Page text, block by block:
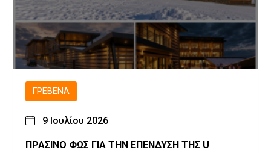
ΓΡΕΒΕΝΆ
9 Ιουλίου 2026
ΠΡΑΣΙΝΟ ΦΩΣ ΓΙΑ ΤΗΝ ΕΠΕΝΔΥΣΗ ΤΗΣ U